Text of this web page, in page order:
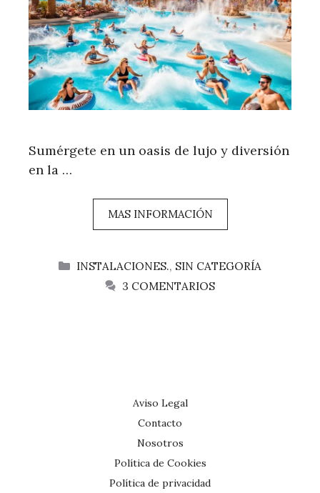
Sumérgete en un oasis de lujo y diversión
en la …
MAS INFORMACIÓN
CATEGORÍAS
INSTALACIONES., SIN CATEGORÍA
3 COMENTARIOS
Aviso Legal
Contacto
Nosotros
Política de Cookies
Política de privacidad